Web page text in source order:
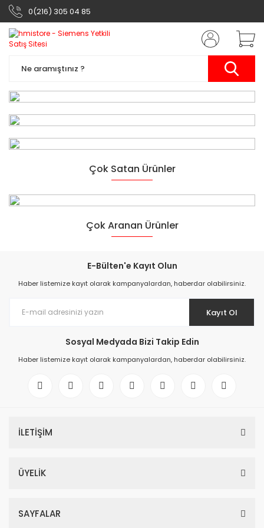
0(216) 305 04 85
Siemens Otomasyon
Ürünleri
Çok Satan Ürünler
6ES7521-1BL00-0AB0 SIMATIC S7-1500, digital input module DI 32x24
Çok Aranan Ürünler
E-Bülten'e Kayıt Olun
Haber listemize kayıt olarak kampanyalardan, haberdar olabilirsiniz.
Kayıt Ol
Sosyal Medyada Bizi Takip Edin
Haber listemize kayıt olarak kampanyalardan, haberdar olabilirsiniz.
İLETİŞİM
ÜYELİK
SAYFALAR